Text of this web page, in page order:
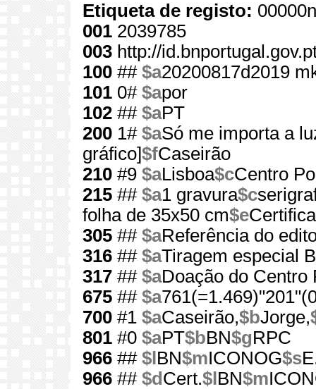
Etiqueta de registo:
001 2039785
003 http://
100 ## $a20200817d2019
101 0# $apor
102 ## $aPT
200 1# $aSó me importa a
gráfico]$fCaseirão
210 #9 $aLisboa$cCentro
215 ## $a1 gravura$c
folha de 35x50 cm$e
305 ## $aReferência do
316 ## $aTiragem especial
317 ## $aDoação do Centro
675 ## $a
700 #1 $aCaseirão,$bJorge,
801 #0 $aPT$bBN$gRPC
966 ## $l BN$mICONOG$s
966 ## $d Cert.$l BN$m